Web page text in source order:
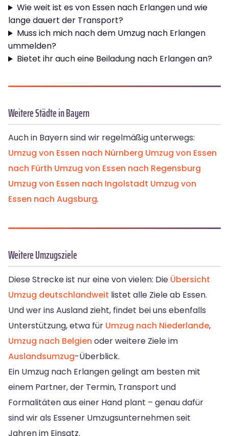
Wie weit ist es von Essen nach Erlangen und wie
lange dauert der Transport?
Muss ich mich nach dem Umzug nach Erlangen
ummelden?
Bietet ihr auch eine Beiladung nach Erlangen an?
Weitere Städte in Bayern
Auch in Bayern sind wir regelmäßig unterwegs:
Umzug von Essen nach Nürnberg Umzug von Essen
nach Fürth Umzug von Essen nach Regensburg
Umzug von Essen nach Ingolstadt Umzug von
Essen nach Augsburg.
Weitere Umzugsziele
Diese Strecke ist nur eine von vielen: Die Übersicht
Umzug deutschlandweit listet alle Ziele ab Essen.
Und wer ins Ausland zieht, findet bei uns ebenfalls
Unterstützung, etwa für Umzug nach Niederlande,
Umzug nach Belgien oder weitere Ziele im
Auslandsumzug-Überblick.
Ein Umzug nach Erlangen gelingt am besten mit
einem Partner, der Termin, Transport und
Formalitäten aus einer Hand plant – genau dafür
sind wir als Essener Umzugsunternehmen seit
Jahren im Einsatz.